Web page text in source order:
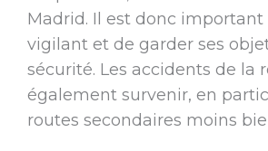
Madrid. Il est donc important
vigilant et de garder ses
sécurité. Les accidents de la
également survenir, en
routes secondaires moins